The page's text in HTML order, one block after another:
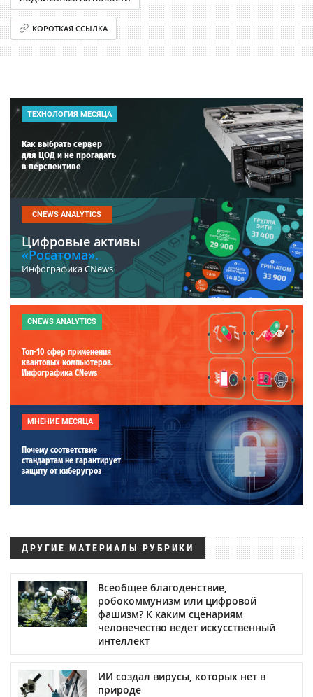
КОРОТКАЯ ССЫЛКА
ТЕХНОЛОГИЯ МЕСЯЦА
Как выбрать сервер
для ЦОД и не прогадать
в перспективе
CNEWS ANALYTICS
Цифровые активы
«Росатома».
Инфографика CNews
CNEWS ANALYTICS
Топ-10 сфер применения
квантовых компьютеров.
Инфографика CNews
МНЕНИЕ МЕСЯЦА
Почему соответствие
стандартам не гарантирует
защиту от киберугроз
ДРУГИЕ МАТЕРИАЛЫ РУБРИКИ
Всеобщее благоденствие,
робокоммунизм или цифровой
фашизм? К каким сценариям
человечество ведет искусственный
интеллект
ИИ создал вирусы, которых нет в
природе